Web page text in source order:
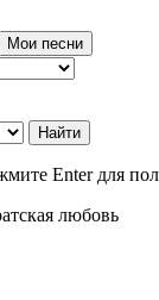
Мои песни
Найти
Enter для
любовь